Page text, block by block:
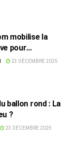
mobilise la
pour
du sang
23 DÉCEMBRE 2025
ballon rond : La
?
23 DÉCEMBRE 2025